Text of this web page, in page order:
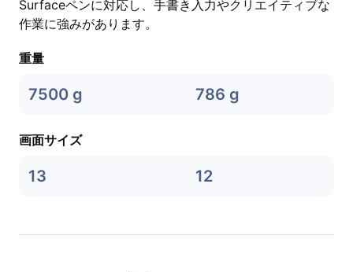
Surfaceペンに対応し、手書き入力やクリエイティブな
作業に強みがあります。
重量
7500 g 786 g
画面サイズ
13 12